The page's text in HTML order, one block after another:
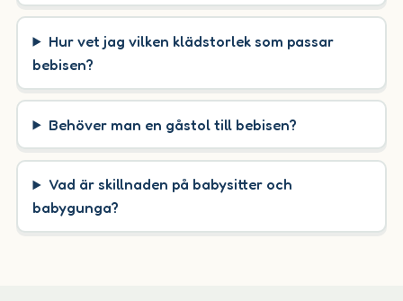
Hur vet jag vilken klädstorlek som passar
bebisen?
Behöver man en gåstol till bebisen?
Vad är skillnaden på babysitter och
babygunga?